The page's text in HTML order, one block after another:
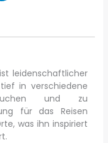
leidenschaftlicher
in verschiedene
und zu
für das Reisen
was ihn inspiriert